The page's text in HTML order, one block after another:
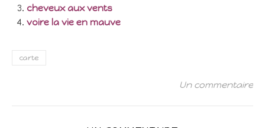
cheveux aux vents
voire la vie en mauve
carte
Un commentaire